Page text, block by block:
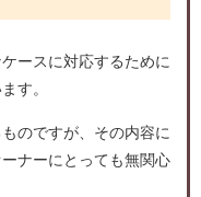
ースに対応するために
す。
のですが、その内容に
ナーにとっても無関心